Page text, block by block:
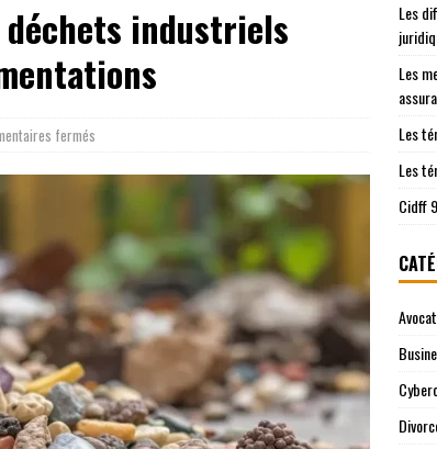
juridiques sont prises en charge
JURIDIQUE
94 et d’autres services juridiques JURIDIQUE
industriels
fermés
Les
Les
Les
Les
Cidff
Avocat